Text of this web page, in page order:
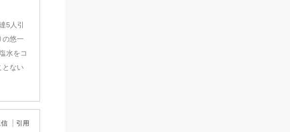
5人引
の悠一
水をコ
とない
引用